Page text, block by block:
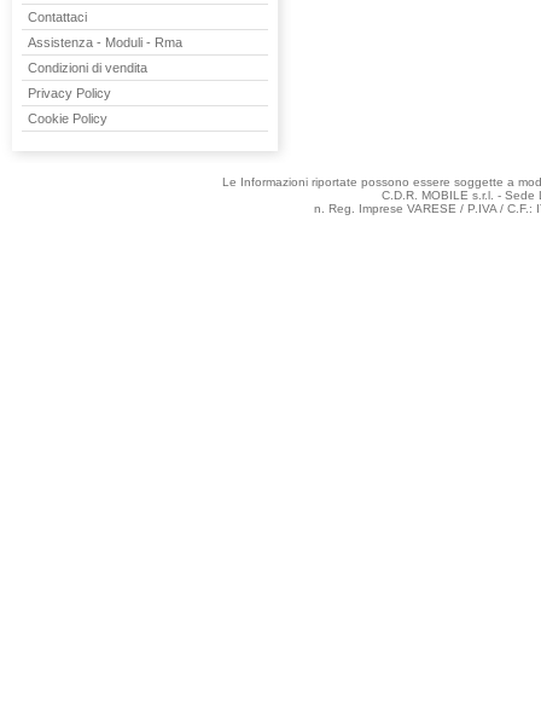
Contattaci
Assistenza - Moduli - Rma
Condizioni di vendita
Privacy Policy
Cookie Policy
Le Informazioni riportate possono essere soggette a
C.D.R. MOBILE s.r.l. -
n. Reg. Imprese VARESE / P.IVA /